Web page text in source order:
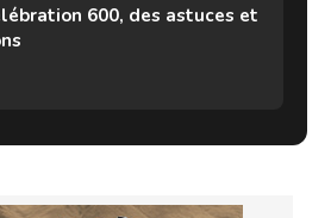
600, des astuces et